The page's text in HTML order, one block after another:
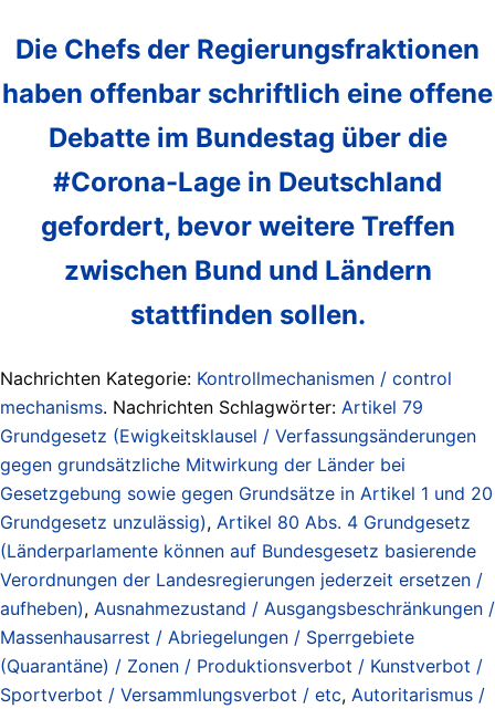
Die Chefs der Regierungsfraktionen
haben offenbar schriftlich eine offene
Debatte im Bundestag über die
#Corona-Lage in Deutschland
gefordert, bevor weitere Treffen
zwischen Bund und Ländern
stattfinden sollen.
Nachrichten Kategorie: Kontrollmechanismen / control
mechanisms. Nachrichten Schlagwörter: Artikel 79
Grundgesetz (Ewigkeitsklausel / Verfassungsänderungen
gegen grundsätzliche Mitwirkung der Länder bei
Gesetzgebung sowie gegen Grundsätze in Artikel 1 und 20
Grundgesetz unzulässig), Artikel 80 Abs. 4 Grundgesetz
(Länderparlamente können auf Bundesgesetz basierende
Verordnungen der Landesregierungen jederzeit ersetzen /
aufheben), Ausnahmezustand / Ausgangsbeschränkungen /
Massenhausarrest / Abriegelungen / Sperrgebiete
(Quarantäne) / Zonen / Produktionsverbot / Kunstverbot /
Sportverbot / Versammlungsverbot / etc, Autoritarismus /